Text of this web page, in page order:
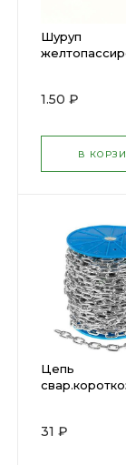
Шуруп
0
1.50 ₽
В
Цепь
31 ₽